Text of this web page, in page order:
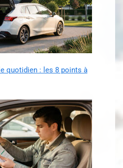
quotidien : les 8 points à